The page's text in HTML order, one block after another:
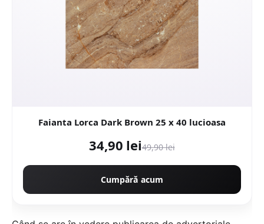
Faianta Lorca Dark Brown 25 x 40 lucioasa
34,90 lei49,90 lei
Cumpără acum